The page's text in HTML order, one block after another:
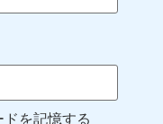
ドを記憶する